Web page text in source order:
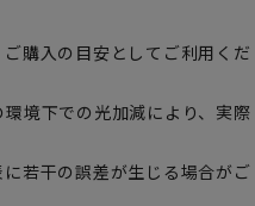
購入の目安としてご利用くだ
境下での光加減により、実際
若干の誤差が生じる場合がご